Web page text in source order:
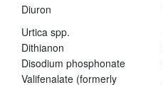
Diuron
Urtica spp.
Dithianon
Disodium phosphonate
Valifenalate (formerly